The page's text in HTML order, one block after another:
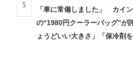
5
「車に常備しました」 カイ
の“1980円クーラーバッグ”
ょうどいい大きさ」「保冷剤